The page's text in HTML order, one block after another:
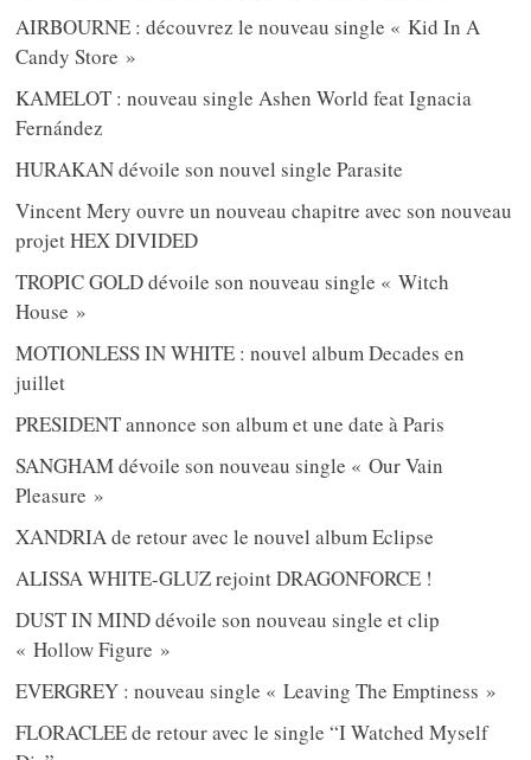
AIRBOURNE : découvrez le nouveau single « Kid In A
Candy Store »
KAMELOT : nouveau single Ashen World feat Ignacia
Fernández
HURAKAN dévoile son nouvel single Parasite
Vincent Mery ouvre un nouveau chapitre avec son nouveau
projet HEX DIVIDED
TROPIC GOLD dévoile son nouveau single « Witch
House »
MOTIONLESS IN WHITE : nouvel album Decades en
juillet
PRESIDENT annonce son album et une date à Paris
SANGHAM dévoile son nouveau single « Our Vain
Pleasure »
XANDRIA de retour avec le nouvel album Eclipse
ALISSA WHITE-GLUZ rejoint DRAGONFORCE !
DUST IN MIND dévoile son nouveau single et clip
« Hollow Figure »
EVERGREY : nouveau single « Leaving The Emptiness »
FLORACLEE de retour avec le single “I Watched Myself